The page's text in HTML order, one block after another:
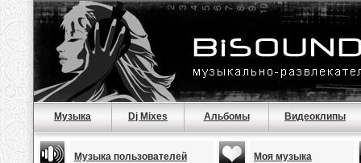
Музыка Dj Mixes Альбомы Видеоклипы
Музыка пользователей Моя музыка